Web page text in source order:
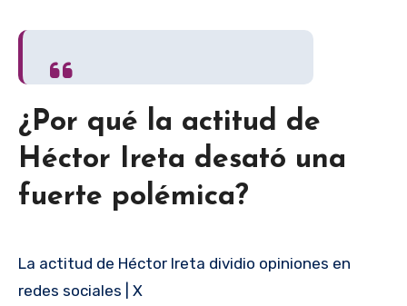
¿Por qué la actitud de
Héctor Ireta desató una
fuerte polémica?
La actitud de Héctor Ireta dividio opiniones en
redes sociales | X